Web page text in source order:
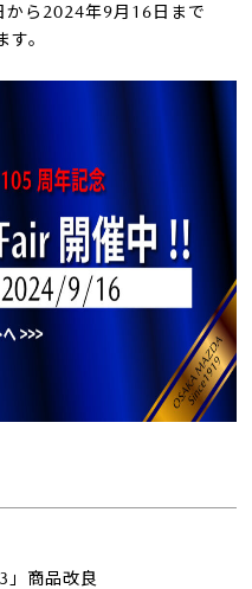
から2024年9月16日まで
。
」商品改良